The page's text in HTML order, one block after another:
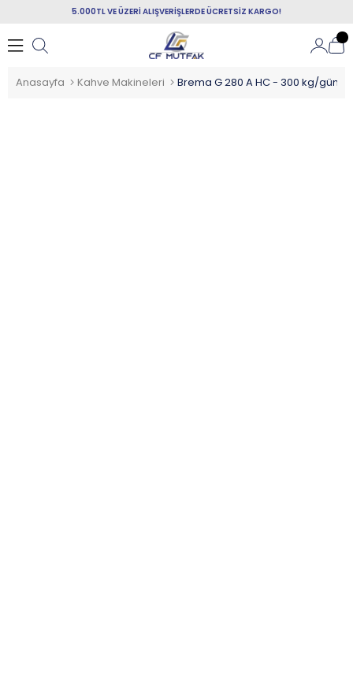
5.000TL VE ÜZERİ ALIŞVERİŞLERDE ÜCRETSİZ KARGO!
Anasayfa Kahve Makineleri Brema G 280 A HC - 300 kg/gün